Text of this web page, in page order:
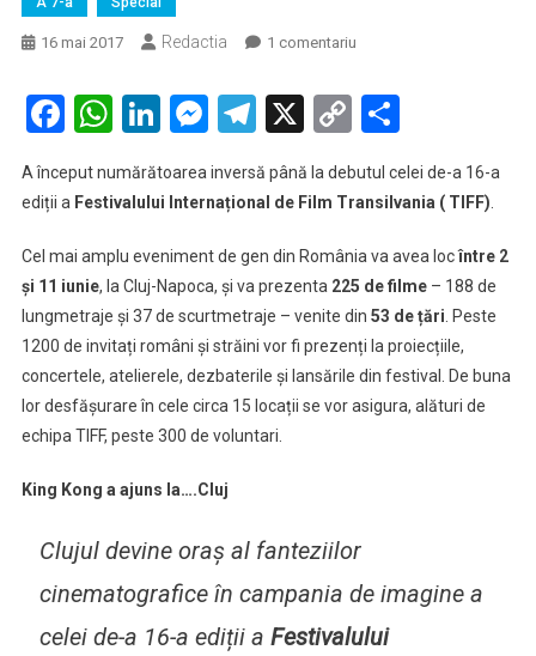
16 mai 2017 Redactia 1 comentariula
TIFF
Facebook
WhatsApp
LinkedIn
Messenger
Telegram
X Copy
A început numărătoarea inversă până la debutul celei de-a 16-a
ediții a Festivalului Internațional de Film Transilvania ( TIFF)
Cel mai amplu eveniment de gen din România va avea locîntre 2
și 11 iunie, la Cluj-Napoca, și va prezenta 225 de filme– 188 de
lungmetraje și 37 de scurtmetraje – venite din 53 de țări . Peste
1200 de invitați români și străini vor fi prezenți la proiecțiile,
concertele, atelierele, dezbaterile și lansările din festival. De buna
lor desfășurare în cele circa 15 locații se vor asigura, alături de
echipa TIFF, peste 300 de voluntari.
King Kong a ajuns la….Cluj
Clujul devine oraș al fanteziilor
cinematografice în campania de imagine a
celei de-a 16-a ediții a Festivalului